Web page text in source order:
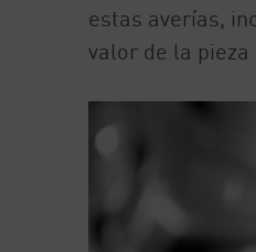
estas averías,
valor de la